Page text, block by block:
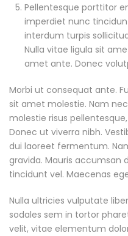
Pellentesque porttitor
imperdiet nunc
interdum turpis
Nulla vitae ligula sit
amet ante. Donec
Morbi ut consequat ante.
sit amet molestie. Nam
molestie risus
Donec ut viverra nibh.
dui laoreet fermentum.
gravida. Mauris accumsan
tincidunt vel. Maecenas
Nulla ultricies vulputate
sodales sem in tortor
velit, vitae elementum